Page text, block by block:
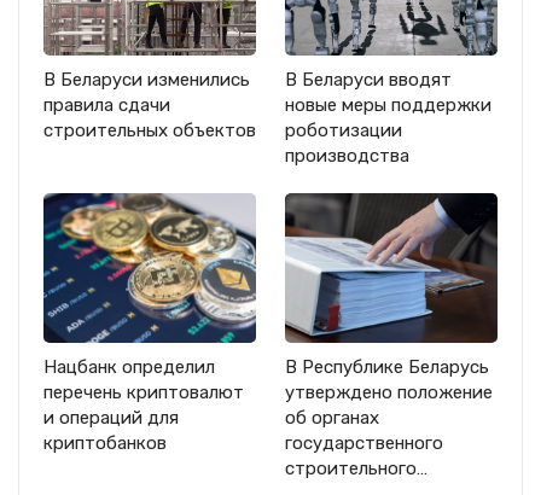
В Беларуси изменились
правила сдачи
строительных объектов
В Беларуси вводят
новые меры поддержки
роботизации
производства
Нацбанк определил
перечень криптовалют
и операций для
криптобанков
В Республике Беларусь
утверждено положение
об органах
государственного
строительного…